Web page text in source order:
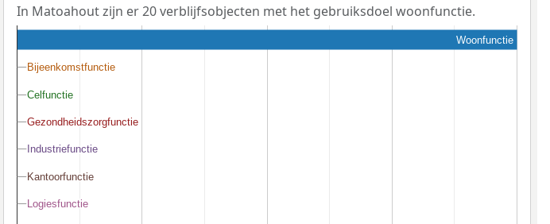
In Matoahout zijn er 20 verblijfsobjecten met het gebruiksdoel woonfunctie.
Woonfunctie
Bijeenkomstfunctie
Bijeenkomstfunctie
Celfunctie
Celfunctie
Gezondheidszorgfunctie
Gezondheidszorgfunctie
Industriefunctie
Industriefunctie
Kantoorfunctie
Kantoorfunctie
Logiesfunctie
Logiesfunctie